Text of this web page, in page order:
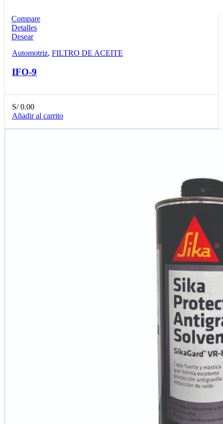
Compare
Detalles
Desear
Automotriz, FILTRO DE ACEITE
IFO-9
S/0.00
Añadir al carrito